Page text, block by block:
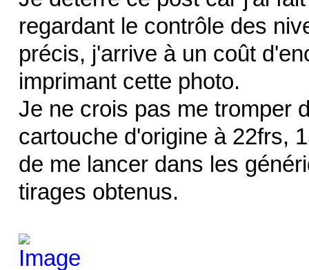
regardant le contrôle des
précis, j'arrive à un coût
imprimant cette photo.
Je ne crois pas me tromper
cartouche d'origine à 22frs,
de me lancer dans les
tirages obtenus.